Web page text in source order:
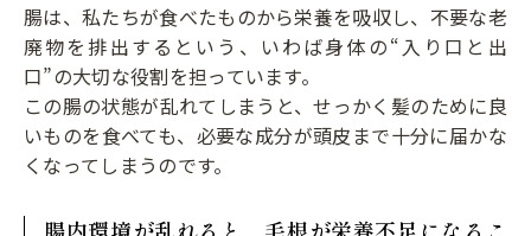
腸は、私たちが食べたものから栄養を吸収し、不要な老
廃物を排出するという、いわば身体の“入り口と出
口”の大切な役割を担っています。
この腸の状態が乱れてしまうと、せっかく髪のために良
いものを食べても、必要な成分が頭皮まで十分に届かな
くなってしまうのです。